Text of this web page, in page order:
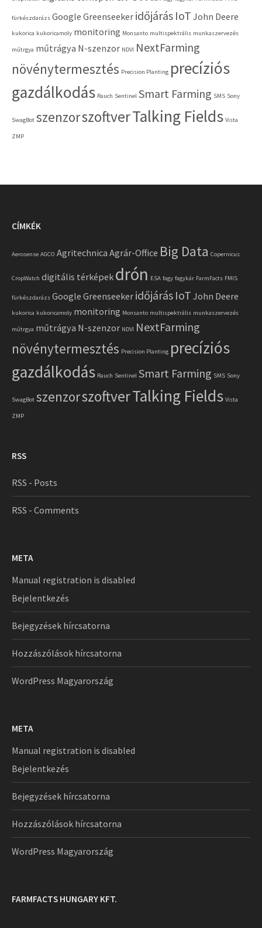
fürkészdarázs Google Greenseeker időjárás IoT John Deere
kukorica kukoricamoly monitoring Monsanto multispektrális munkaszervezés
műtrgya műtrágya N-szenzor NDVI NextFarming
növénytermesztés Precision Planting precíziós
gazdálkodás Rauch Sentinel Smart Farming SMS Sony
SwagBot szenzorszoftverTalking Fields Vista
ZMP
CÍMKÉK
Aerosense AGCO Agritechnica Agrár-Office Big Data Copernicus
CropWatch digitális térképek drón ESA fagy fagykár FarmFacts FMIS
fürkészdarázs Google Greenseeker időjárás IoT John Deere
kukorica kukoricamoly monitoring Monsanto multispektrális munkaszervezés
műtrgya műtrágya N-szenzor NDVI NextFarming
növénytermesztés Precision Planting precíziós
gazdálkodás Rauch Sentinel Smart Farming SMS Sony
SwagBot szenzorszoftverTalking Fields Vista
ZMP
RSS
RSS - Posts
RSS - Comments
META
Manual registration is disabled
Bejelentkezés
Bejegyzések hírcsatorna
Hozzászólások hírcsatorna
WordPress Magyarország
META
Manual registration is disabled
Bejelentkezés
Bejegyzések hírcsatorna
Hozzászólások hírcsatorna
WordPress Magyarország
FARMFACTS HUNGARY KFT.